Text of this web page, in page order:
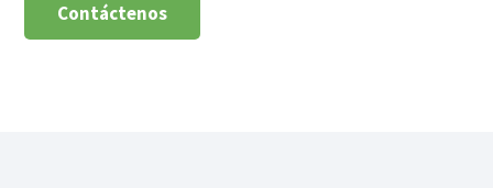
Contáctenos